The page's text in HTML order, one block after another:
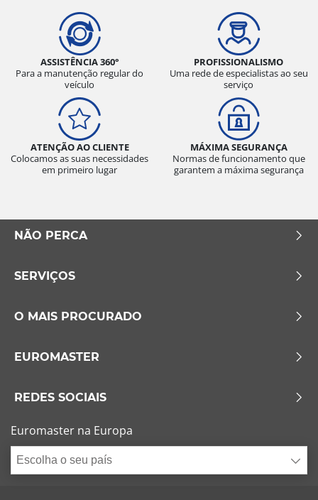
ASSISTÊNCIA 360°
Para a manutenção regular do
veículo
PROFISSIONALISMO
Uma rede de especialistas ao seu
serviço
ATENÇÃO AO CLIENTE
Colocamos as suas necessidades
em primeiro lugar
MÁXIMA SEGURANÇA
Normas de funcionamento que
garantem a máxima segurança
NÃO PERCA
SERVIÇOS
O MAIS PROCURADO
EUROMASTER
REDES SOCIAIS
Euromaster na Europa
Escolha o seu país